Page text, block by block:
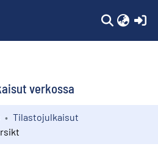
verkossa
Tilastojulkaisut